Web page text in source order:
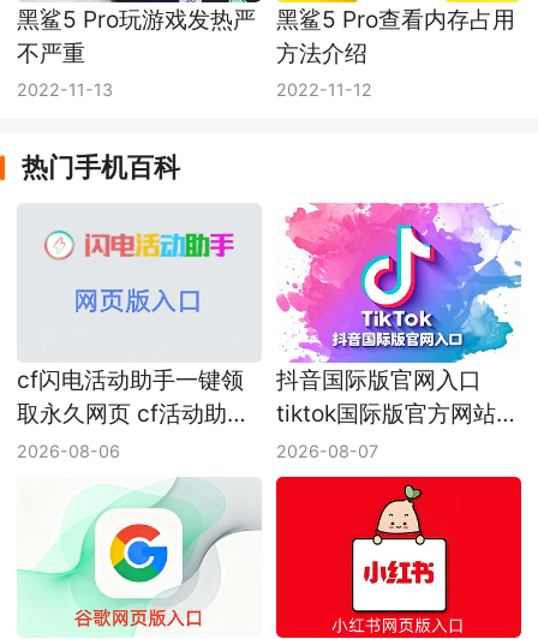
黑鲨5 Pro玩游戏发热严
不严重
2022-11-13
黑鲨5 Pro查看内存占用
方法介绍
2022-11-12
热门手机百科
cf闪电活动助手一键领
取永久网页 cf活动助手
网页版入口
2026-08-06
抖音国际版官网入口
tiktok国际版官方网站入
口
2026-08-07